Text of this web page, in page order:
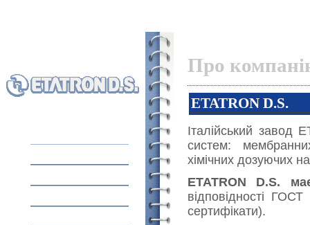
Про
ETATRON D.S.
Італійський завод
систем:
хімічних дозуючих
ETATRON D.S.
відповідності ГОСТ
сертифікати).